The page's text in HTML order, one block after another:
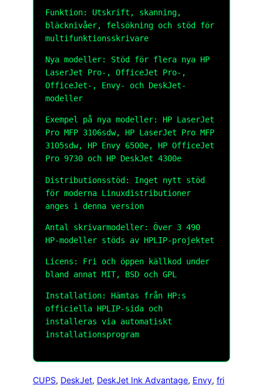
Funktion: Utskrift, skanning,
bläcknivåer, felsökning och stöd för
multifunktionsskrivare
Nya modeller: Stöd för flera nya HP
LaserJet Pro-, OfficeJet Pro-,
OfficeJet-, Envy- och DeskJet-
modeller
Exempel på nya modeller: HP LaserJet
Pro MFP 3106sdw, HP LaserJet Pro MFP
3105sdw, HP Envy 6500e, HP OfficeJet
Pro 9730 och HP DeskJet 4300e
Distributionsstöd: Inget nytt stöd
för moderna Linuxdistributioner
anges i denna version
Antal skrivarmodeller: Över 3 490
HP-modeller stöds av HPLIP-projektet
Licens: Fri och öppen källkod under
bland annat MIT, BSD och GPL
Installation: Hämtas från HP:s
officiella HPLIP-sida och
installeras via automatiskt
installationsprogram
CUPS, DeskJet, DeskJet Ink Advantage, Envy, fri